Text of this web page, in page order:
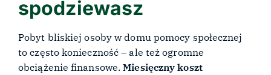
spodziewasz
Pobyt bliskiej osoby w domu pomocy społecznej
to często konieczność – ale też ogromne
obciążenie finansowe.Miesięczny koszt